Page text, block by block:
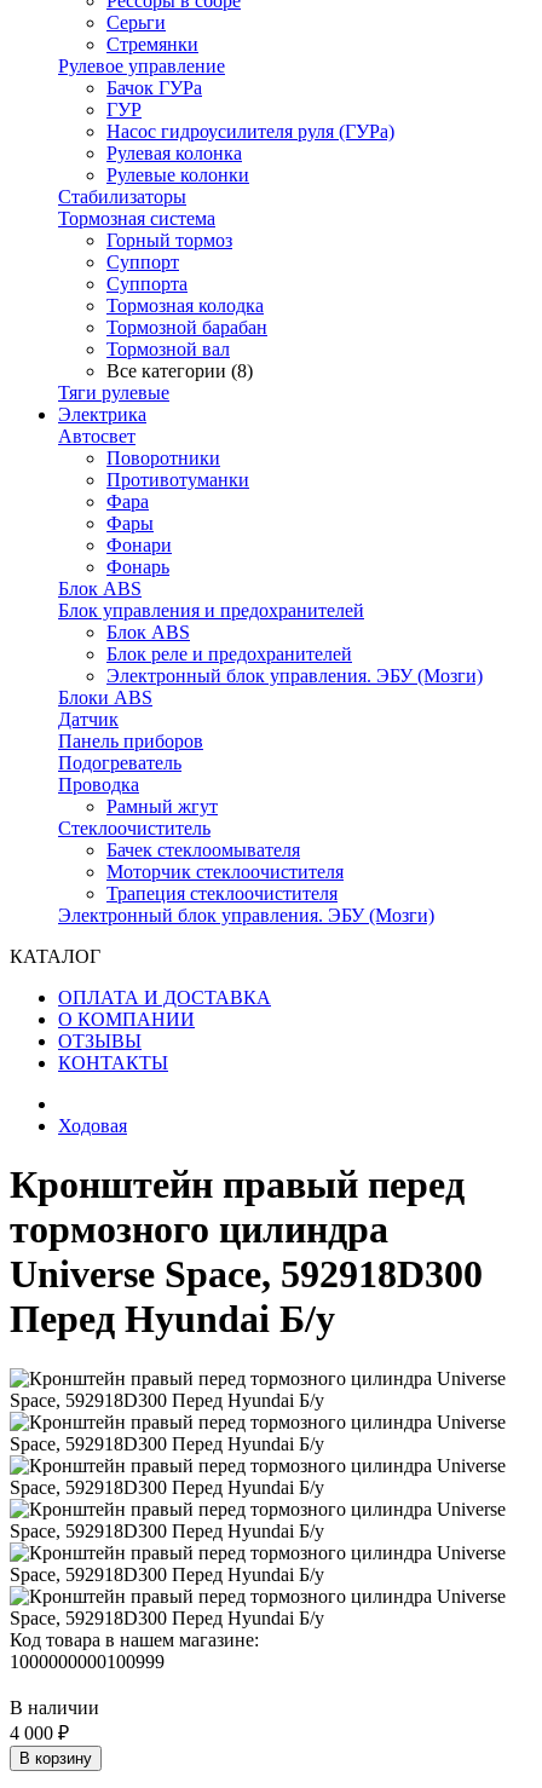
Серьги
Стремянки
Рулевое управление
Бачок ГУРа
ГУР
Насос гидроусилителя руля (ГУРа)
Рулевая колонка
Рулевые колонки
Стабилизаторы
Тормозная система
Горный тормоз
Суппорт
Суппорта
Тормозная колодка
Тормозной барабан
Тормозной вал
Все категории (8)
Тяги рулевые
Электрика
Автосвет
Поворотники
Противотуманки
Фара
Фары
Фонари
Фонарь
Блок ABS
Блок управления и предохранителей
Блок ABS
Блок реле и предохранителей
Электронный блок управления. ЭБУ (Мозги)
Блоки ABS
Датчик
Панель приборов
Подогреватель
Проводка
Рамный жгут
Стеклоочиститель
Бачек стеклоомывателя
Моторчик стеклоочистителя
Трапеция стеклоочистителя
Электронный блок управления. ЭБУ (Мозги)
КАТАЛОГ
ОПЛАТА И ДОСТАВКА
О КОМПАНИИ
ОТЗЫВЫ
КОНТАКТЫ
Ходовая
Кронштейн правый перед
тормозного цилиндра
Universe Space, 592918D300
Перед Hyundai Б/у
Код товара в нашем магазине:
1000000000100999
В наличии
4 000 ₽
В корзину